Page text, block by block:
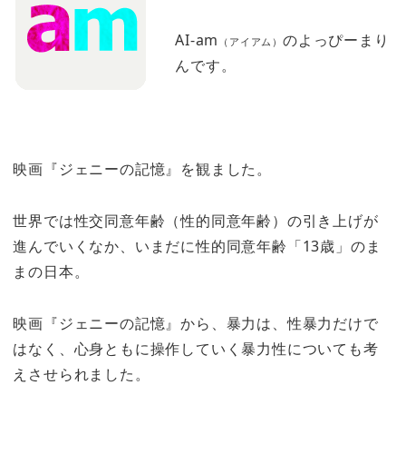
AI-am （アイアム） のよっぴーまり
んです。
映画『ジェニーの記憶』を観ました。
世界では性交同意年齢（性的同意年齢）の引き上げが
進んでいくなか、いまだに性的同意年齢「13歳」のま
まの日本。
映画『ジェニーの記憶』から、暴力は、性暴力だけで
はなく、心身ともに操作していく暴力性についても考
えさせられました。